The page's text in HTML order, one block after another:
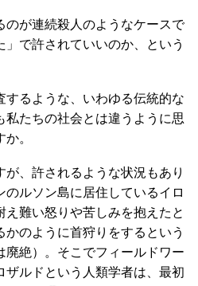
のが連続殺人のようなケースで
で許されていいのか、という
するような、いわゆる伝統的な
私たちの社会とは違うように思
。
が、許されるような状況もあり
のルソン島に居住しているイロ
え難い怒りや苦しみを抱えたと
かのように首狩りをするという
廃絶）。そこでフィールドワー
ザルドという人類学者は、最初